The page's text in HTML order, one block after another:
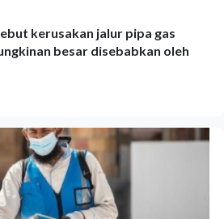
kerusakan jalur pipa gas
besar disebabkan oleh